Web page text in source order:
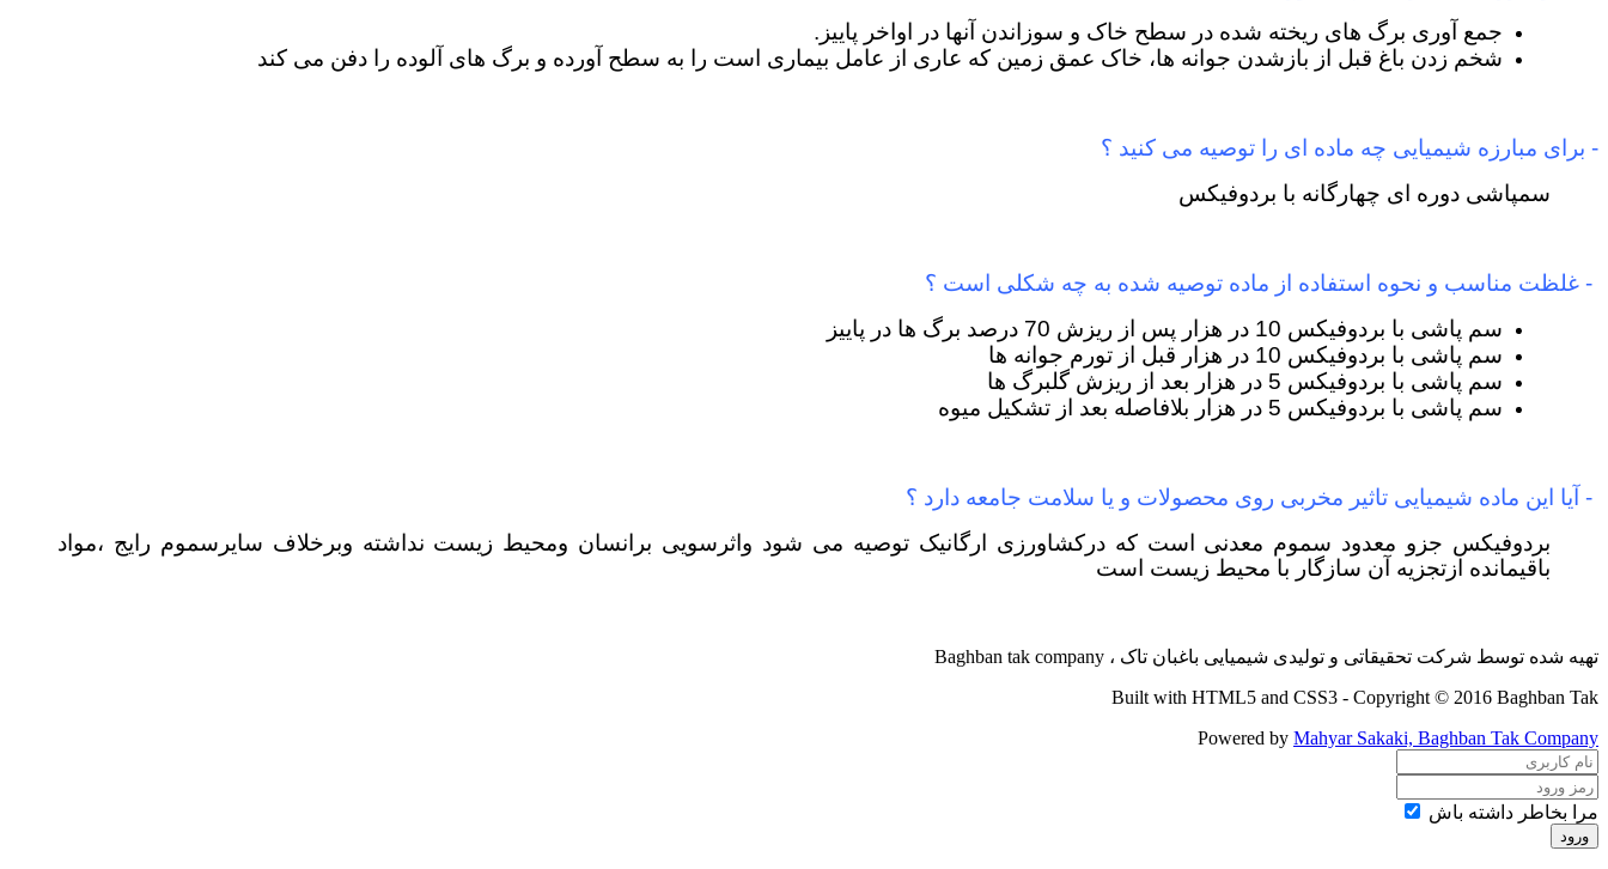
جمع آوری برگ های ریخته شده در سطح خاک و سوزاندن آنها در اواخر پاییز.
شخم زدن باغ قبل از بازشدن جوانه ها، خاک عمق زمین که عاری از عامل بیماری است را به سطح آورده و برگ های آلوده را دفن می کند
- برای مبارزه شیمیایی چه ماده ای را توصیه می کنید ؟
سمپاشی دوره ای چهارگانه با بردوفیکس
- غلظت مناسب و نحوه استفاده از ماده توصیه شده به چه شکلی است ؟
سم پاشی با بردوفیکس 10 در هزار پس از ریزش 70 درصد برگ ها در پاییز
سم پاشی با بردوفیکس 10 در هزار قبل از تورم جوانه ها
سم پاشی با بردوفیکس 5 در هزار بعد از ریزش گلبرگ ها
سم پاشی با بردوفیکس 5 در هزار بلافاصله بعد از تشکیل میوه
- آیا این ماده شیمیایی تاثیر مخربی روی محصولات و یا سلامت جامعه دارد ؟
بردوفیکس جزو معدود سموم معدنی است که درکشاورزی ارگانیک توصیه می شود واثرسویی برانسان ومحیط زیست نداشته وبرخلاف سایرسموم رایج ،مواد
باقیمانده ازتجزیه آن سازگار با محیط زیست است
تهیه شده توسط شرکت تحقیقاتی و تولیدی شیمیایی باغبان تاک ، Baghban tak company
Built with HTML5 and CSS3 - Copyright © 2016 Baghban Tak
Powered by Mahyar Sakaki, Baghban Tak Company
مرا بخاطر داشته باش
ورود